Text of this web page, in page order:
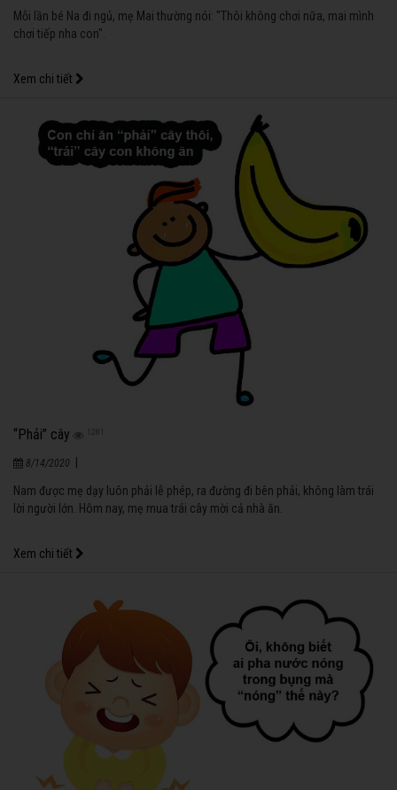
Mỗi lần bé Na đi ngủ, mẹ Mai thường nói: "Thôi không chơi nữa, mai mình
chơi tiếp nha con".
Xem chi tiết
“Phải” cây 1281
8/14/2020
Nam được mẹ dạy luôn phải lễ phép, ra đường đi bên phải, không làm trái
lời người lớn. Hôm nay, mẹ mua trái cây mời cả nhà ăn.
Xem chi tiết